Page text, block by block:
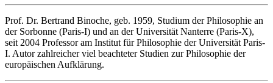
Prof. Dr. Bertrand Binoche, geb. 1959, Studium der Philosophie an
der Sorbonne (Paris-I) und an der Universität Nanterre (Paris-X),
seit 2004 Professor am Institut für Philosophie der Universität Paris-
I. Autor zahlreicher viel beachteter Studien zur Philosophie der
europäischen Aufklärung.